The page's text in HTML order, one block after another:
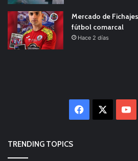
Mercado de
fútbol comarcal
Hace 2 días
Facebook
TRENDING TOPICS